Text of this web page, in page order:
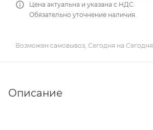
Цена актуальна и указана с НДС.
Обязательно уточнение наличия.
Возможен самовывоз, Сегодня на Сегодня.
Описание